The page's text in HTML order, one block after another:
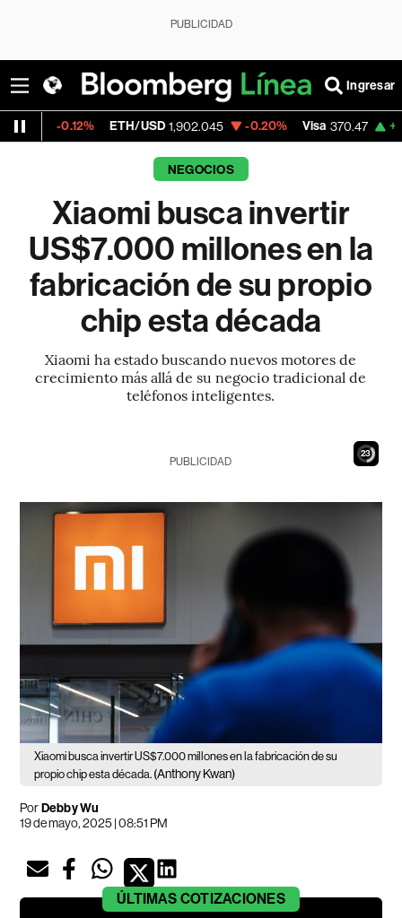
PUBLICIDAD
Ingresar
ETH/USD 1,902.045 -0.20% Visa 370.47 +0.52%
NEGOCIOS
Xiaomi busca invertir
US$7.000 millones en la
fabricación de su propio
chip esta década
Xiaomi ha estado buscando nuevos motores de
crecimiento más allá de su negocio tradicional de
teléfonos inteligentes.
21
PUBLICIDAD
Xiaomi busca invertir US$7.000 millones en la fabricación de su
propio chip esta década. (Anthony Kwan)
PorDebby Wu
19 de mayo, 2025 | 08:51 PM
ÚLTIMAS COTIZACIONES